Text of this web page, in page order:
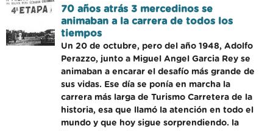
70 años atrás 3 mercedinos se
animaban a la carrera de todos los
tiempos
Un 20 de octubre, pero del año 1948, Adolfo
Perazzo, junto a Miguel Angel Garcia Rey se
animaban a encarar el desafío más grande de
sus vidas. Ese día se ponía en marcha la
carrera más larga de Turismo Carretera de la
historia, esa que llamó la atención en todo el
mundo y que hoy sigue sorprendiendo. la